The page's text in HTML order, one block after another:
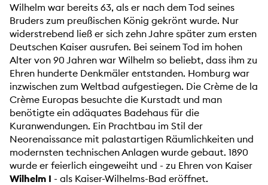
Wilhelm war bereits 63, als er nach dem Tod seines
Bruders zum preußischen König gekrönt wurde. Nur
widerstrebend ließ er sich zehn Jahre später zum ersten
Deutschen Kaiser ausrufen. Bei seinem Tod im hohen
Alter von 90 Jahren war Wilhelm so beliebt, dass ihm zu
Ehren hunderte Denkmäler entstanden. Homburg war
inzwischen zum Weltbad aufgestiegen. Die Crème de la
Crème Europas besuchte die Kurstadt und man
benötigte ein adäquates Badehaus für die
Kuranwendungen. Ein Prachtbau im Stil der
Neorenaissance mit palastartigen Räumlichkeiten und
modernsten technischen Anlagen wurde gebaut. 1890
wurde er feierlich eingeweiht und - zu Ehren von Kaiser
Wilhelm I - als Kaiser-Wilhelms-Bad eröffnet.